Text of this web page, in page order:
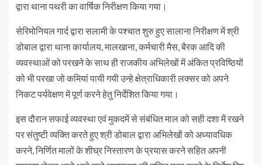
द्वारा थाना पथरी का वार्षिक निरीक्षण किया गया।
सेरिमोनियल गार्द द्वारा सलामी के पश्चात शुरु हुए सालाना निरीक्षण में श्री
डोबाल द्वारा थाना कार्यालय, मालखाना, कर्मचारी मैस, बैरक आदि की
व्यवस्थाओं को परखने के साथ ही राजकीय अभिलेखों में अंकित प्रविष्ठियों
को भी परखा जो कमियां पायी गयी उन्हे क्षेत्राधिकारी लक्सर को अपने
निकट पर्यवेक्षण में पूर्ण करने हेतु निर्देशित किया गया।
इस दौरान सफाई व्यवस्था एवं मुकदमें से संबंधित माल को सही दशा में रखने
पर संतुष्टी व्यक्ति करते हुए श्री डोबाल द्वारा अभिलेखों को अध्यावधिक
करने, निर्णित मालों के शीघ्र निस्तारण के प्रयास करने सहित अपनी